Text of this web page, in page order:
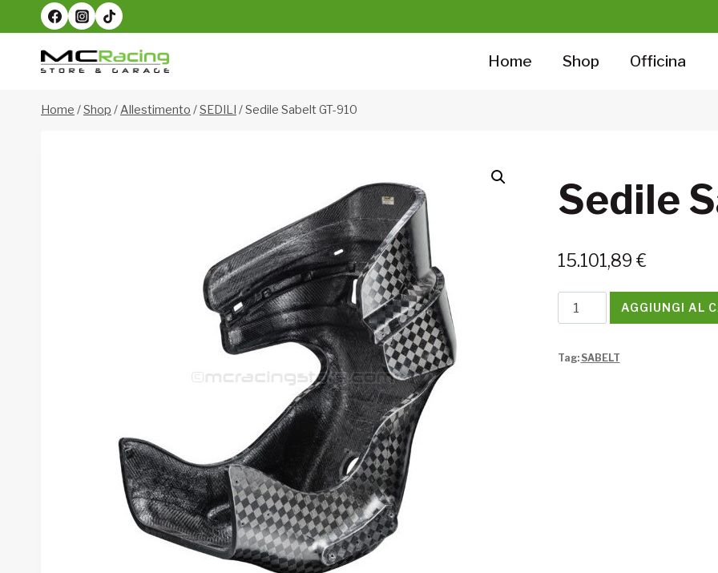
al
contenuto
Home Shop Officina
Home /Shop /Allestimento /SEDILI /Sedile Sabelt GT-910
Sedile
15.101,89 €
Sedile
Sabelt
910
AGGIUNGI AL
Tag: SABELT